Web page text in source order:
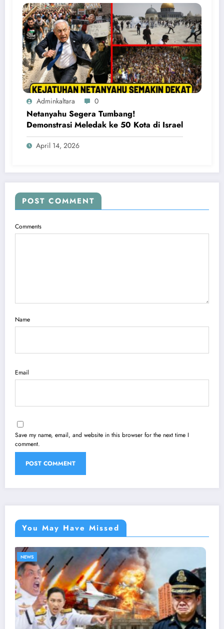
Adminkaltara 0
Netanyahu Segera Tumbang!
Demonstrasi Meledak ke 50 Kota di Israel
April 14, 2026
POST COMMENT
Comments
Name
Email
Save my name, email, and website in this browser for the next time I
comment.
You May Have Missed
NEWS